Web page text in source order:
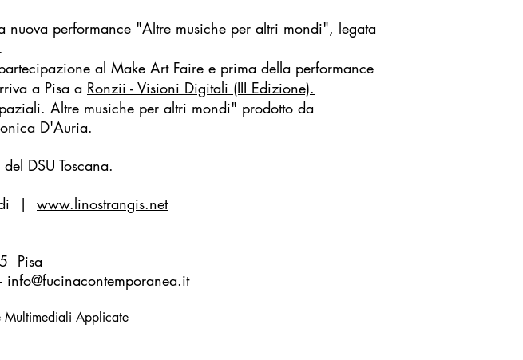
nuova performance "Altre musiche per altri mondi", legata
al Make Art Faire e prima della performance
a Pisa a Ronzii - Visioni Digitali (III Edizione).
Altre musiche per altri mondi" prodotto da
D'Auria.
DSU Toscana.
| www.linostrangis.net
Pisa
- info@fucinacontemporanea.it
Multimediali Applicate